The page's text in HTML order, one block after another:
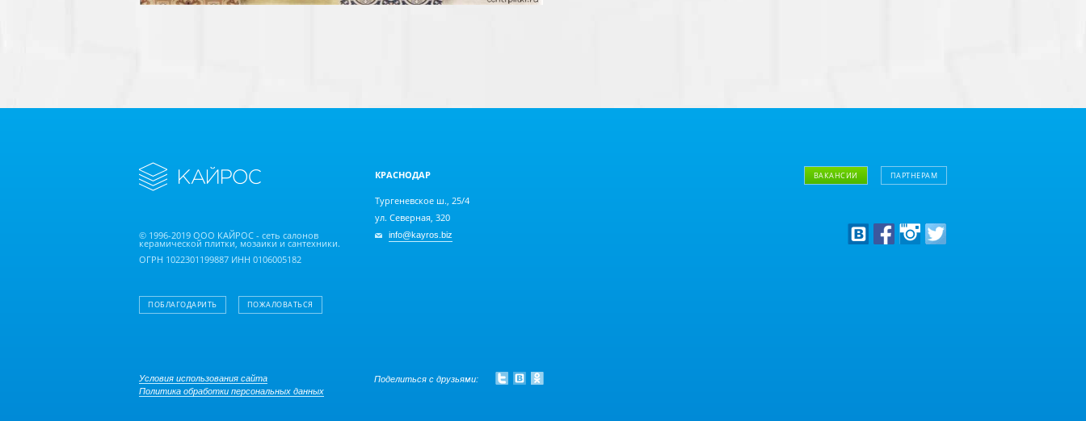
© 1996-2019 ООО КАЙРОС - сеть салонов
керамической плитки, мозаики и сантехники.
ОГРН 1022301199887 ИНН 0106005182
ПОБЛАГОДАРИТЬ ПОЖАЛОВАТЬСЯ
КРАСНОДАР
Тургеневское ш., 25/4
ул. Северная, 320
info@kayros.biz
ВАКАНСИИ ПАРТНЕРАМ
Оптовым клиентам
Условия использования сайта
Политика обработки персональных данных
Поделиться с друзьями: